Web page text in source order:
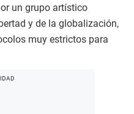
un grupo artístico
y de la globalización,
muy estrictos para